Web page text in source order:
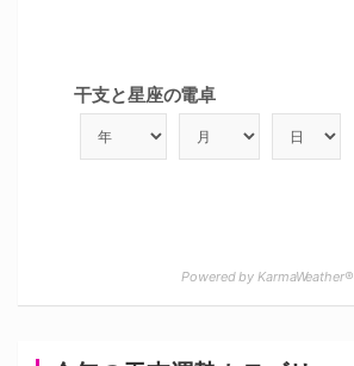
干支と星座の電卓
Powered by KarmaWeather®